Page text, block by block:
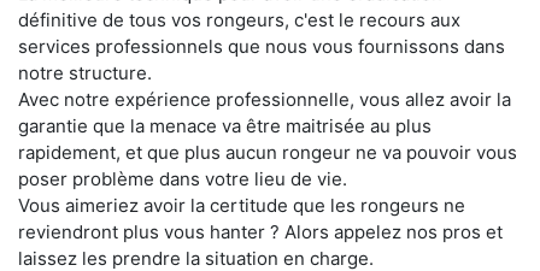
définitive de tous vos rongeurs, c'est le recours aux
services professionnels que nous vous fournissons dans
notre structure.
Avec notre expérience professionnelle, vous allez avoir la
garantie que la menace va être maitrisée au plus
rapidement, et que plus aucun rongeur ne va pouvoir vous
poser problème dans votre lieu de vie.
Vous aimeriez avoir la certitude que les rongeurs ne
reviendront plus vous hanter ? Alors appelez nos pros et
laissez les prendre la situation en charge.